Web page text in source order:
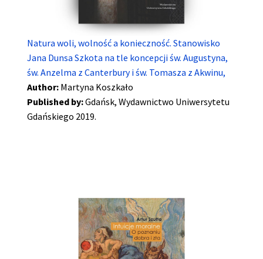
Natura woli, wolność a konieczność. Stanowisko
Jana Dunsa Szkota na tle koncepcji św. Augustyna,
św. Anzelma z Canterbury i św. Tomasza z Akwinu,
Author: Martyna Koszkało
Published by:Gdańsk, Wydawnictwo Uniwersytetu
Gdańskiego 2019.